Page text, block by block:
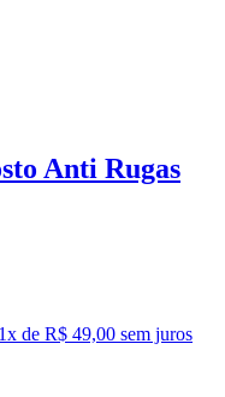
Anti Rugas
1x de R$ 49,00 sem juros